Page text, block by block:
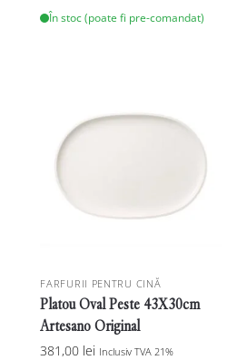
În stoc (poate fi pre-comandat)
FARFURII PENTRU CINĂ
Platou Oval Peste 43X30cm
Artesano Original
381,00 lei Inclusiv TVA 21%